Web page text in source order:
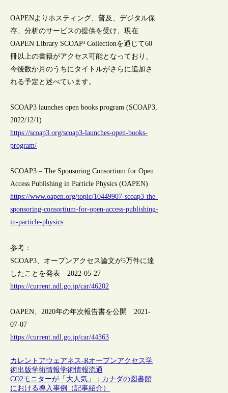
OAPENよりホスティング、普及、デジタル保
存、分析のサービスの提供を受け、現在
OAPEN Library SCOAP³ Collectionを通じて60
冊以上の書籍がアクセス可能となっており、
今後数か月のうちにタイトルがさらに追加さ
れる予定と述べています。
SCOAP3 launches open books program (SCOAP3,
2022/12/1)
https://scoap3.org/scoap3-launches-open-books-
program/
SCOAP3 – The Sponsoring Consortium for Open
Access Publishing in Particle Physics (OAPEN)
https://www.oapen.org/topic/10449907-scoap3-the-
sponsoring-consortium-for-open-access-publishing-
in-particle-physics
参考：
SCOAP3、オープンアクセス論文が5万件に達
したことを発表 2022-05-27
https://current.ndl.go.jp/car/46202
OAPEN、2020年の年次報告書を公開 2021-
07-07
https://current.ndl.go.jp/car/44363
カレントアウェアネス-Rオープンアクセス学
術出版学術情報学術情報流通
CO2モニターが「大人気」：カナダの図書館
における導入事例（記事紹介）